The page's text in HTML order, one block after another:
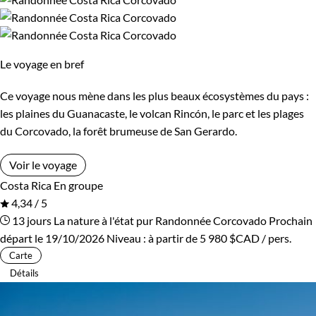
Cap-Vert Chili
Chine
Congo Corée du Sud
Costa Rica Croatie
Cuba
Egypte
Espagne Estonie
Eswatini
Trek Vélo
VTT / Gravel
Afficher plus
Budget
De 1 250 à 2 000 $CAD
De 2 000 à 3 000 $CAD
Plus de 3 000 $CAD
Le voyage en bref
Ce voyage nous mène dans les plus beaux écosystèmes du pays :
les plaines du Guanacaste, le volcan Rincón, le parc et les plages
du Corcovado, la forêt brumeuse de San Gerardo.
Voir le voyage
Costa Rica En groupe
4,34 / 5
13 jours La nature à l'état pur Randonnée Corcovado Prochain
départ le 19/10/2026 Niveau : à partir de 5 980 $CAD / pers.
Carte
Détails